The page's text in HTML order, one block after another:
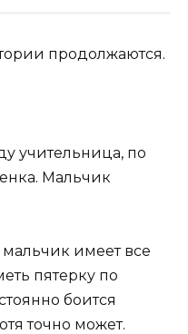
продолжаются.
учительница, по
Мальчик
имеет все
пятерку по
боится
точно может.